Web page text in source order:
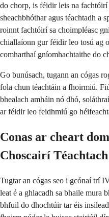
do chorp, is féidir leis na fachtóirí
sheachbhóthar agus téachtadh a
roinnt fachtóirí sa choimpléasc
chiallaíonn gur féidir leo tosú ag
comharthaí gníomhachtaithe do
Go bunúsach, tugann an cógas
fola chun téachtáin a fhoirmiú.
bhealach amháin nó dhó,
ar féidir leo feidhmiú go
Conas ar cheart
Choscairí
Tugtar an cógas seo i gcónaí trí
leat é a ghlacadh sa bhaile mura
bhfuil do dhochtúir tar éis